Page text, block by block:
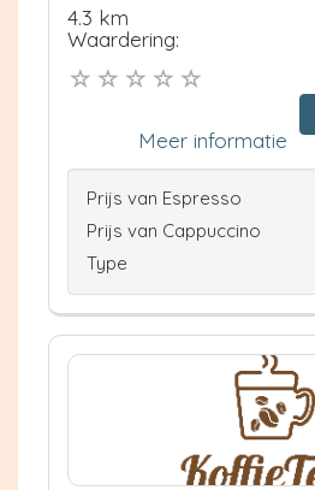
4.3 km
Waardering:
Meer informatie
Prijs van Espresso
Prijs van Cappuccino
Type